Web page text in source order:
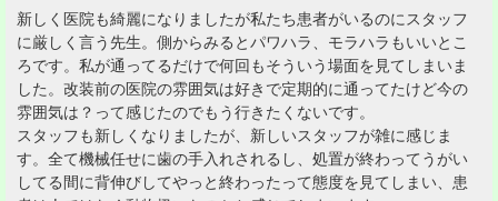
新しく医院も綺麗になりましたが私たち患者がいるのにスタッフ
に厳しく言う先生。側からみるとパワハラ、モラハラもいいとこ
ろです。私が通ってるだけで何回もそういう場面を見てしまいま
した。改装前の医院の雰囲気は好きで定期的に通ってたけど今の
雰囲気は？って感じたのでもう行きたくないです。
スタッフも新しくなりましたが、新しいスタッフが雑に感じま
す。全て機械任せに歯の手入れされるし、処置が終わってうがい
してる間に背伸びしてやっと終わったって態度を見てしまい、患